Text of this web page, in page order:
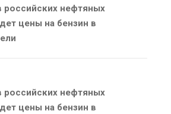
российских нефтяных
цены на бензин в
российских нефтяных
цены на бензин в